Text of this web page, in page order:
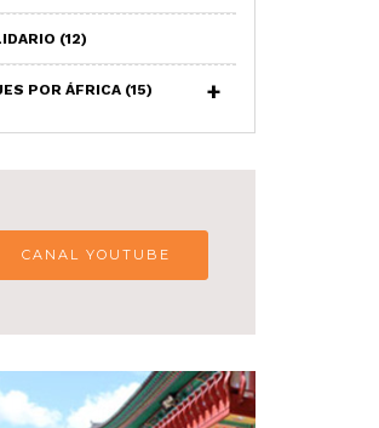
(12)
POR ÁFRICA (15)
CANAL YOUTUBE